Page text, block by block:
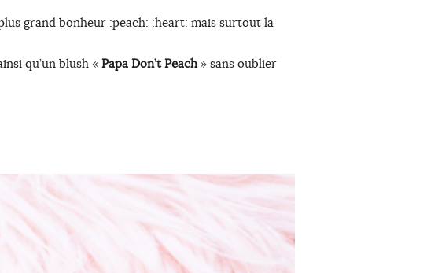
grand bonheur :peach: :heart: mais surtout la
qu’un blush « Papa Don’t Peach» sans oublier